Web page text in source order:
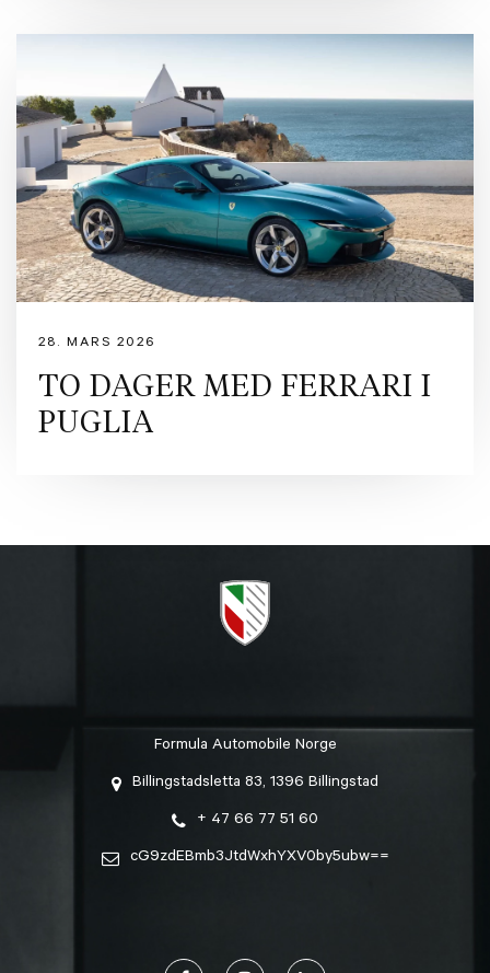
28. MARS 2026
TO DAGER MED FERRARI I
PUGLIA
Formula Automobile Norge
Billingstadsletta 83, 1396 Billingstad
+ 47 66 77 51 60
cG9zdEBmb3JtdWxhYXV0by5ubw==